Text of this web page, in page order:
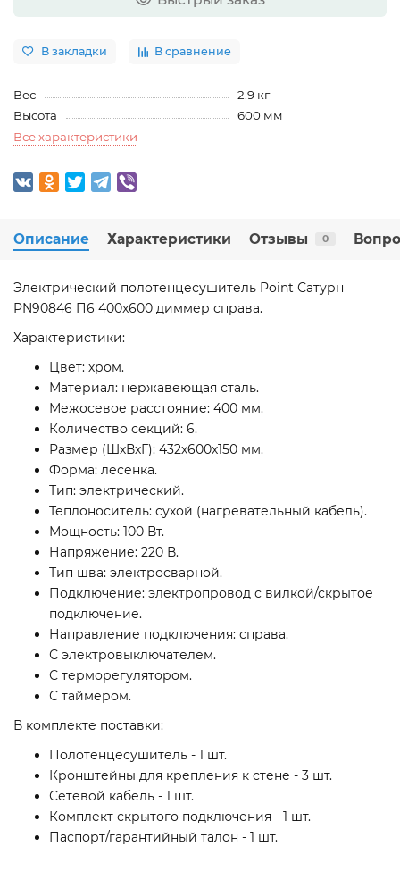
В закладки В сравнение
Вес
2.9 кг
Высота
600 мм
Все характеристики
Описание Характеристики Отзывы 0
Электрический полотенцесушитель Point Сатурн
PN90846 П6 400x600 диммер справа.
Характеристики:
Цвет: хром.
Материал: нержавеющая сталь.
Межосевое расстояние: 400 мм.
Количество секций: 6.
Размер (ШхВхГ): 432х600х150 мм.
Форма: лесенка.
Тип: электрический.
Теплоноситель: сухой (нагревательный кабель).
Мощность: 100 Вт.
Напряжение: 220 В.
Тип шва: электросварной.
Подключение: электропровод с вилкой/скрытое
подключение.
Направление подключения: справа.
С электровыключателем.
С терморегулятором.
С таймером.
В комплекте поставки:
Полотенцесушитель - 1 шт.
Кронштейны для крепления к стене - 3 шт.
Сетевой кабель - 1 шт.
Комплект скрытого подключения - 1 шт.
Паспорт/гарантийный талон - 1 шт.